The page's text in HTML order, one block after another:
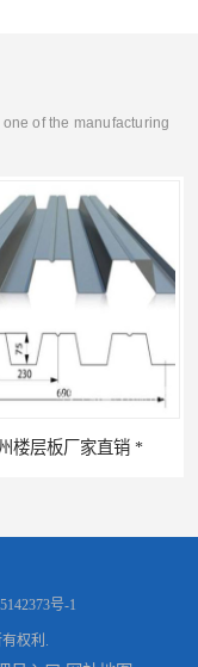
of the manufacturing
直销 *
号-1
权利.